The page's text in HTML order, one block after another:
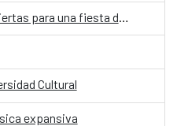
TEKO JUANDE. Puertas Abiertas para una fiesta de creatividad comunitaria
Cultural
expansiva